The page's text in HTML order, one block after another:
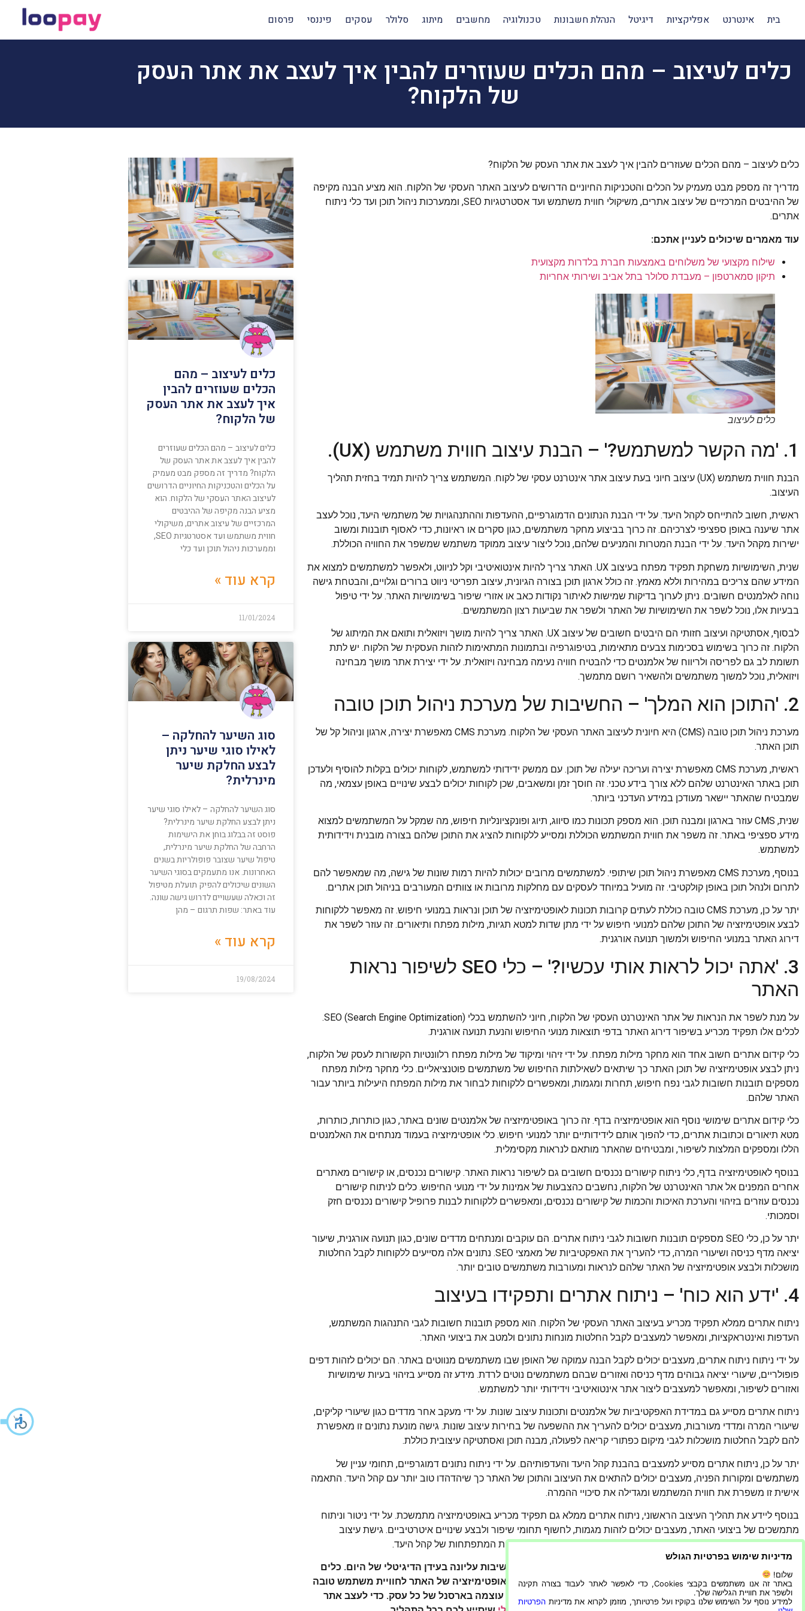
בית אינטרנט אפליקציות דיגיטל הנהלת חשבונות טכנולוגיה מחשבים מיתוג סלולר עסקים פיננסי פרסום
כלים לעיצוב – מהם הכלים שעוזרים להבין איך לעצב את אתר העסק
של הלקוח?
כלים לעיצוב – מהם הכלים שעוזרים להבין איך לעצב את אתר העסק של הלקוח?
מדריך זה מספק מבט מעמיק על הכלים והטכניקות החיוניים הדרושים לעיצוב האתר העסקי של הלקוח. הוא מציע הבנה מקיפה
של ההיבטים המרכזיים של עיצוב אתרים, משיקולי חווית משתמש ועד אסטרטגיות SEO, וממערכות ניהול תוכן ועד כלי ניתוח
אתרים.
עוד מאמרים שיכולים לעניין אתכם:
שילוח מקצועי של משלוחים באמצעות חברת בלדרות מקצועית
תיקון סמארטפון – מעבדת סלולר בתל אביב ושירותי אחריות
כלים לעיצוב
1. 'מה הקשר למשתמש?' – הבנת עיצוב חווית משתמש (UX).
הבנת חווית משתמש (UX) עיצוב חיוני בעת עיצוב אתר אינטרנט עסקי של לקוח. המשתמש צריך להיות תמיד בחזית תהליך
העיצוב.
ראשית, חשוב להתייחס לקהל היעד. על ידי הבנת הנתונים הדמוגרפיים, ההעדפות וההתנהגויות של משתמשי היעד, נוכל לעצב
אתר שיענה באופן ספציפי לצרכיהם. זה כרוך בביצוע מחקר משתמשים, כגון סקרים או ראיונות, כדי לאסוף תובנות ומשוב
ישירות מקהל היעד. על ידי הבנת המטרות והמניעים שלהם, נוכל ליצור עיצוב ממוקד משתמש שמשפר את החוויה הכוללת.
שנית, השימושיות משחקת תפקיד מפתח בעיצוב UX. האתר צריך להיות אינטואיטיבי וקל לניווט, ולאפשר למשתמשים למצוא את
המידע שהם צריכים במהירות וללא מאמץ. זה כולל ארגון תוכן בצורה הגיונית, עיצוב תפריטי ניווט ברורים וגלויים, והבטחת גישה
נוחה לאלמנטים חשובים. ניתן לערוך בדיקות שמישות לאיתור נקודות כאב או אזורי שיפור בשימושיות האתר. על ידי טיפול
בבעיות אלו, נוכל לשפר את השימושיות של האתר ולשפר את שביעות רצון המשתמשים.
לבסוף, אסתטיקה ועיצוב חזותי הם היבטים חשובים של עיצוב UX. האתר צריך להיות מושך ויזואלית ותואם את המיתוג של
הלקוח. זה כרוך בשימוש בסכימות צבעים מתאימות, בטיפוגרפיה ובתמונות המתאימות לזהות העסקית של הלקוח. יש לתת
תשומת לב גם לפריסה ולריווח של אלמנטים כדי להבטיח חוויה נעימה מבחינה ויזואלית. על ידי יצירת אתר מושך מבחינה
ויזואלית, נוכל למשוך משתמשים ולהשאיר רושם מתמשך.
2. 'התוכן הוא המלך' – החשיבות של מערכת ניהול תוכן טובה
מערכת ניהול תוכן טובה (CMS) היא חיונית לעיצוב האתר העסקי של הלקוח. מערכת CMS מאפשרת יצירה, ארגון וניהול קל של
תוכן האתר.
ראשית, מערכת CMS מאפשרת יצירה ועריכה יעילה של תוכן. עם ממשק ידידותי למשתמש, לקוחות יכולים בקלות להוסיף ולעדכן
תוכן באתר האינטרנט שלהם ללא צורך בידע טכני. זה חוסך זמן ומשאבים, שכן לקוחות יכולים לבצע שינויים באופן עצמאי, מה
שמבטיח שהאתר יישאר מעודכן במידע העדכני ביותר.
שנית, CMS עוזר בארגון ומבנה תוכן. הוא מספק תכונות כמו סיווג, תיוג ופונקציונליות חיפוש, מה שמקל על המשתמשים למצוא
מידע ספציפי באתר. זה משפר את חווית המשתמש הכוללת ומסייע ללקוחות להציג את התוכן שלהם בצורה מובנית וידידותית
למשתמש.
בנוסף, מערכת CMS מאפשרת ניהול תוכן שיתופי. למשתמשים מרובים יכולות להיות רמות שונות של גישה, מה שמאפשר להם
לתרום ולנהל תוכן באופן קולקטיבי. זה מועיל במיוחד לעסקים עם מחלקות מרובות או צוותים המעורבים בניהול תוכן אתרים.
יתר על כן, מערכת CMS טובה כוללת לעתים קרובות תכונות לאופטימיזציה של תוכן ונראות במנועי חיפוש. זה מאפשר ללקוחות
לבצע אופטימיזציה של התוכן שלהם למנועי חיפוש על ידי מתן שדות למטא תגיות, מילות מפתח ותיאורים. זה עוזר לשפר את
דירוג האתר במנועי החיפוש ולמשוך תנועה אורגנית.
3. 'אתה יכול לראות אותי עכשיו?' – כלי SEO לשיפור נראות
האתר
על מנת לשפר את הנראות של אתר האינטרנט העסקי של הלקוח, חיוני להשתמש בכלי SEO (Search Engine Optimization).
לכלים אלו תפקיד מכריע בשיפור דירוג האתר בדפי תוצאות מנועי החיפוש והנעת תנועה אורגנית.
כלי קידום אתרים חשוב אחד הוא מחקר מילות מפתח. על ידי זיהוי ומיקוד של מילות מפתח רלוונטיות הקשורות לעסק של הלקוח,
ניתן לבצע אופטימיזציה של תוכן האתר כך שיתאים לשאילתות החיפוש של משתמשים פוטנציאליים. כלי מחקר מילות מפתח
מספקים תובנות חשובות לגבי נפח חיפוש, תחרות ומגמות, ומאפשרים ללקוחות לבחור את מילות המפתח היעילות ביותר עבור
האתר שלהם.
כלי קידום אתרים שימושי נוסף הוא אופטימיזציה בדף. זה כרוך באופטימיזציה של אלמנטים שונים באתר, כגון כותרות, כותרות,
מטא תיאורים וכתובות אתרים, כדי להפוך אותם לידידותיים יותר למנועי חיפוש. כלי אופטימיזציה בעמוד מנתחים את האלמנטים
הללו ומספקים המלצות לשיפור, ומבטיחים שהאתר מותאם לנראות מקסימלית.
בנוסף לאופטימיזציה בדף, כלי ניתוח קישורים נכנסים חשובים גם לשיפור נראות האתר. קישורים נכנסים, או קישורים מאתרים
אחרים המפנים אל אתר האינטרנט של הלקוח, נחשבים כהצבעות של אמינות על ידי מנועי החיפוש. כלים לניתוח קישורים
נכנסים עוזרים בזיהוי והערכת האיכות והכמות של קישורים נכנסים, ומאפשרים ללקוחות לבנות פרופיל קישורים נכנסים חזק
וסמכותי.
יתר על כן, כלי SEO מספקים תובנות חשובות לגבי ניתוח אתרים. הם עוקבים ומנתחים מדדים שונים, כגון תנועה אורגנית, שיעור
יציאה מדף כניסה ושיעורי המרה, כדי להעריך את האפקטיביות של מאמצי SEO. נתונים אלה מסייעים ללקוחות לקבל החלטות
מושכלות ולבצע אופטימיזציה של האתר שלהם לנראות ומעורבות משתמשים טובים יותר.
4. 'ידע הוא כוח' – ניתוח אתרים ותפקידו בעיצוב
ניתוח אתרים ממלא תפקיד מכריע בעיצוב האתר העסקי של הלקוח. הוא מספק תובנות חשובות לגבי התנהגות המשתמש,
העדפות ואינטראקציות, ומאפשר למעצבים לקבל החלטות מונחות נתונים ולמטב את ביצועי האתר.
על ידי ניתוח ניתוח אתרים, מעצבים יכולים לקבל הבנה עמוקה של האופן שבו משתמשים מנווטים באתר. הם יכולים לזהות דפים
פופולריים, שיעורי יציאה גבוהים מדף כניסה ואזורים שבהם משתמשים נוטים לרדת. מידע זה מסייע בזיהוי בעיות שימושיות
ואזורים לשיפור, ומאפשר למעצבים ליצור אתר אינטואיטיבי וידידותי יותר למשתמש.
ניתוח אתרים מסייע גם במדידת האפקטיביות של אלמנטים ותכונות עיצוב שונות. על ידי מעקב אחר מדדים כגון שיעורי קליקים,
שיעורי המרה ומדדי מעורבות, מעצבים יכולים להעריך את ההשפעה של בחירות עיצוב שונות. גישה מונעת נתונים זו מאפשרת
להם לקבל החלטות מושכלות לגבי מיקום כפתורי קריאה לפעולה, מבנה תוכן ואסתטיקה עיצובית כוללת.
יתר על כן, ניתוח אתרים מסייע למעצבים בהבנת קהל היעד והעדפותיהם. על ידי ניתוח נתונים דמוגרפיים, תחומי עניין של
משתמשים ומקורות הפניה, מעצבים יכולים להתאים את העיצוב והתוכן של האתר כך שיהדהדו טוב יותר עם קהל היעד. התאמה
אישית זו משפרת את חווית המשתמש ומגדילה את סיכויי ההמרה.
בנוסף ליידע את תהליך העיצוב הראשוני, ניתוח אתרים ממלא גם תפקיד מכריע באופטימיזציה מתמשכת. על ידי ניטור וניתוח
מתמשכים של ביצועי האתר, מעצבים יכולים לזהות מגמות, לחשוף תחומי שיפור ולבצע שינויים איטרטיביים. גישת עיצוב
איטרטיבית זו מבטיחה שהאתר יישאר רלוונטי, יעיל ומתאים לצרכים ולהעדפות המתפתחות של קהל היעד.
לסיכום, הבנת הכלים הדרושים לעיצוב האתר העסקי של הלקוח היא חשיבות עליונה בעידן הדיגיטלי של היום. כלים
אלו לא רק יסייעו ביצירת אתר מושך מבחינה ויזואלית אלא גם יסייעו באופטימיזציה של האתר לחוויית משתמש טובה
יותר ודירוג משופר במנועי החיפוש. זכור, אתר מעוצב היטב הוא כלי רב עוצמה בארסנל של כל עסק. כדי לעצב אתר
כלים לעיצוב – מהם
הכלים שעוזרים להבין
איך לעצב את אתר העסק
של הלקוח?
כלים לעיצוב – מהם הכלים שעוזרים
להבין איך לעצב את אתר העסק של
הלקוח? מדריך זה מספק מבט מעמיק
על הכלים והטכניקות החיוניים הדרושים
לעיצוב האתר העסקי של הלקוח. הוא
מציע הבנה מקיפה של ההיבטים
המרכזיים של עיצוב אתרים, משיקולי
חווית משתמש ועד אסטרטגיות SEO,
וממערכות ניהול תוכן ועד כלי
קרא עוד »
11/01/2024
סוג השיער להחלקה –
לאילו סוגי שיער ניתן
לבצע החלקת שיער
מינרלית?
סוג השיער להחלקה – לאילו סוגי שיער
ניתן לבצע החלקת שיער מינרלית?
פוסט זה בבלוג בוחן את הישימות
הרחבה של החלקת שיער מינרלית,
טיפול שיער שצובר פופולריות בשנים
האחרונות. אנו מתעמקים בסוגי השיער
השונים שיכולים להפיק תועלת מטיפול
זה וכאלה שעשויים לדרוש גישה שונה.
עוד באתר: שפות תרגום – מהן
קרא עוד »
19/08/2024
מדיניות שימוש בפרטיות הגולש
שלום!
באתר זה אנו משתמשים בקבצי Cookies, כדי לאפשר לאתר לעבוד בצורה תקינה
ולשפר את חוויית הגלישה שלך.
למידע נוסף על השימוש שלנו בקוקיז ועל פרטיותך, מוזמן לקרוא את מדיניות הפרטיות